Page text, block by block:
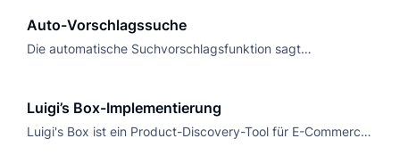
einfachen API-Integration.
Auto-Vorschlagssuche
Die automatische Suchvorschlagsfunktion sagt
Produkten in Ihrem E-Shop zu ermöglichen.
Luigi’s Box-Implementierung
Luigi's Box ist ein Product-Discovery-Tool für E-Commerce